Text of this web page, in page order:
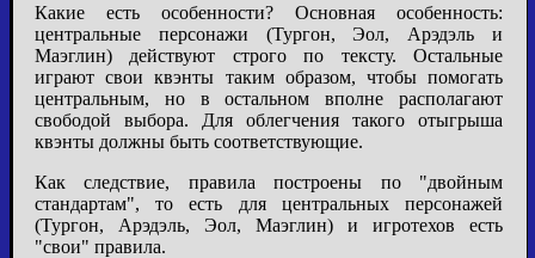
Какие есть особенности? Основная особенность:
центральные персонажи (Тургон, Эол, Арэдэль и
Маэглин) действуют строго по тексту. Остальные
играют свои квэнты таким образом, чтобы помогать
центральным, но в остальном вполне располагают
свободой выбора. Для облегчения такого отыгрыша
квэнты должны быть соответствующие.
Как следствие, правила построены по "двойным
стандартам", то есть для центральных персонажей
(Тургон, Арэдэль, Эол, Маэглин) и игротехов есть
"свои" правила.